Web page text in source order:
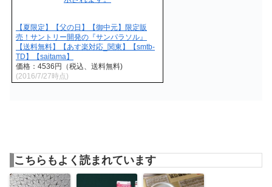
【夏限定】【父の日】【御中元】限定販
売！サントリー開発の『サンパラソル』
【送料無料】【あす楽対応_関東】【smtb-
TD】【saitama】
価格：4536円（税込、送料無料)
(2016/7/27時点)
こちらもよく読まれています